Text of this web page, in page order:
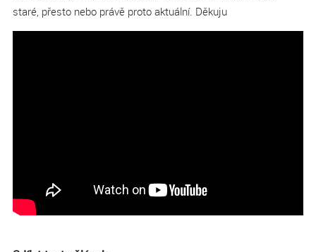
staré, přesto nebo právě proto aktuální. Děkuju